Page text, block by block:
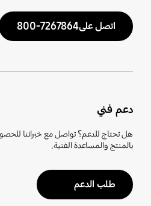
اتصل على7267864-800
دعم فني
هل تحتاج للدعم؟ تواصل مع خبرائنا
بالمنتج والمساعدة الفنية.
طلب الدعم